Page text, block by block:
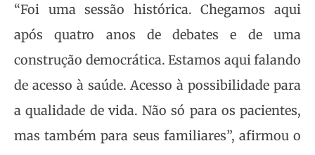
“Foi uma sessão histórica. Chegamos aqui
após quatro anos de debates e de uma
construção democrática. Estamos aqui falando
de acesso à saúde. Acesso à possibilidade para
a qualidade de vida. Não só para os pacientes,
mas também para seus familiares”, afirmou o